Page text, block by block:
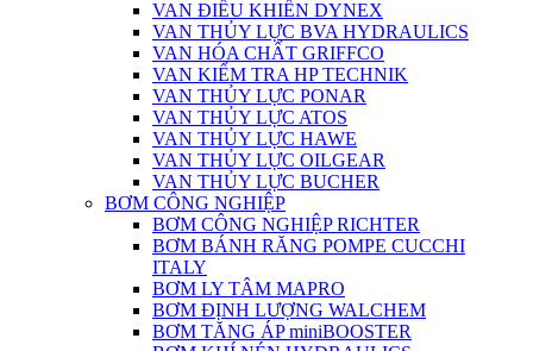
VAN ĐIỀU KHIỂN DYNEX
VAN THỦY LỰC BVA HYDRAULICS
VAN HÓA CHẤT GRIFFCO
VAN KIỂM TRA HP TECHNIK
VAN THỦY LỰC PONAR
VAN THỦY LỰC ATOS
VAN THỦY LỰC HAWE
VAN THỦY LỰC OILGEAR
VAN THỦY LỰC BUCHER
BƠM CÔNG NGHIỆP
BƠM CÔNG NGHIỆP RICHTER
BƠM BÁNH RĂNG POMPE CUCCHI
ITALY
BƠM LY TÂM MAPRO
BƠM ĐỊNH LƯỢNG WALCHEM
BƠM TĂNG ÁP miniBOOSTER